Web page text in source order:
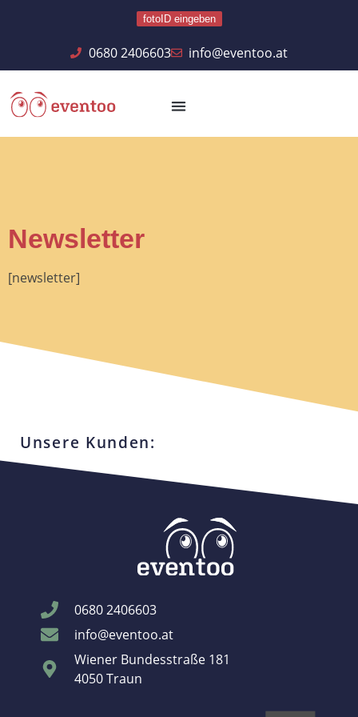
fotoID eingeben
0680 2406603 info@eventoo.at
Newsletter
[newsletter]
Unsere Kunden:
0680 2406603
info@eventoo.at
Wiener Bundesstraße 181
4050 Traun